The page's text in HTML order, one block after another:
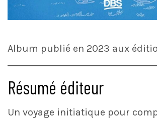
Album publié en 2023 aux
Résumé éditeur
Un voyage initiatique pour